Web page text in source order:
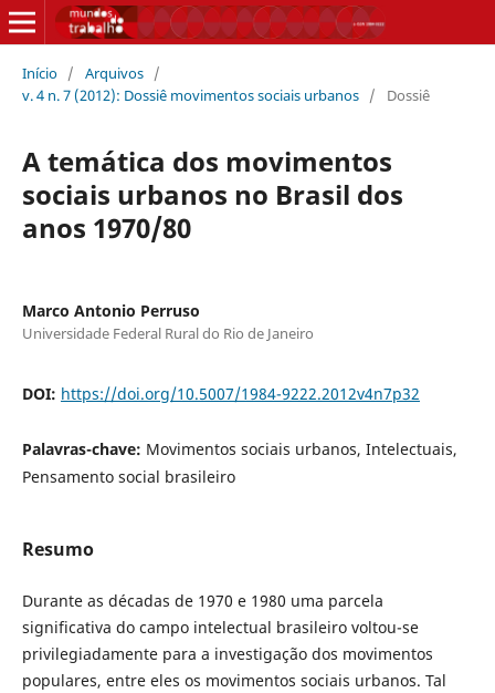
Início / Arquivos /
v. 4 n. 7 (2012): Dossiê movimentos sociais urbanos / Dossiê
A temática dos movimentos
sociais urbanos no Brasil dos
anos 1970/80
Marco Antonio Perruso
Universidade Federal Rural do Rio de Janeiro
DOI: https://doi.org/10.5007/1984-9222.2012v4n7p32
Palavras-chave: Movimentos sociais urbanos, Intelectuais,
Pensamento social brasileiro
Resumo
Durante as décadas de 1970 e 1980 uma parcela
significativa do campo intelectual brasileiro voltou-se
privilegiadamente para a investigação dos movimentos
populares, entre eles os movimentos sociais urbanos. Tal